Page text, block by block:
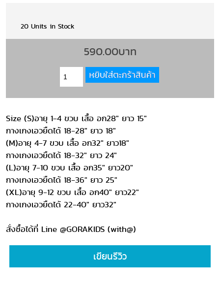
20 Units in Stock
590.00บาท
Size (S)อายุ 1-4 ขวบ เสื้อ อก28" ยาว 15"
กางเกงเอวยืดได้ 18-28" ยาว 18"
(M)อายุ 4-7 ขวบ เสื้อ อก32" ยาว18"
กางเกงเอวยืดได้ 18-32" ยาว 24"
(L)อายุ 7-10 ขวบ เสื้อ อก35" ยาว20"
กางเกงเอวยืดได้ 18-36" ยาว 25"
(XL)อายุ 9-12 ขวบ เสื้อ อก40" ยาว22"
กางเกงเอวยืดได้ 22-40" ยาว32"
สั่งซื้อได้ที่ Line @GORAKIDS (with@)
เขียนรีวิว